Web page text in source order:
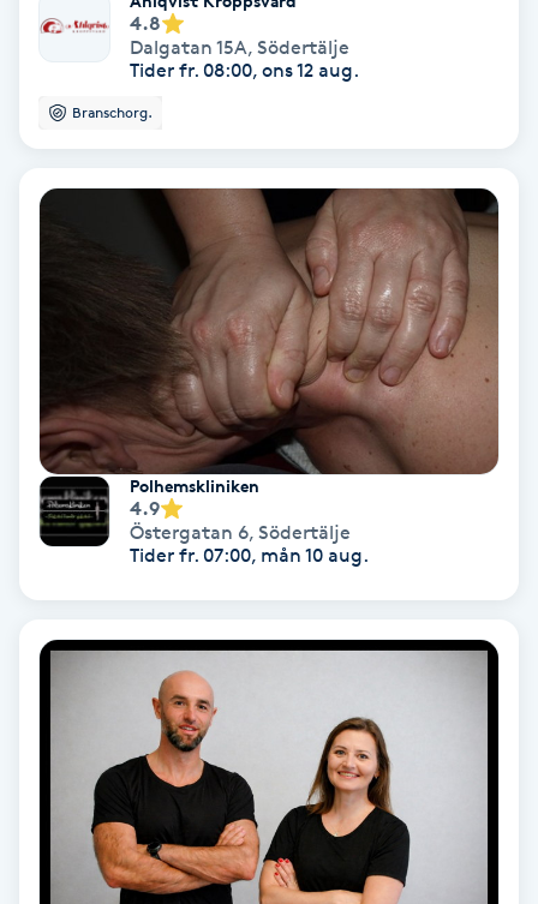
Regndroppsmassage
Reikihealing
Restorative Yoga
Rosenmetoden
Ryggmassage
Senioryoga
Singelfransar
Sjukgymnastik
4.8
Dalgatan 15A, Södertälje
Tider fr. 08:00, ons 12 aug.
Branschorg.
Polhemskliniken
4.9
Östergatan 6, Södertälje
Tider fr. 07:00, mån 10 aug.